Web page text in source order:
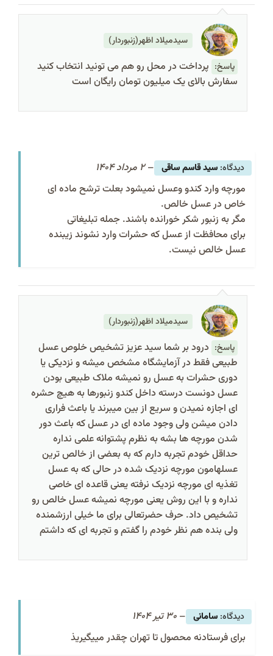
سیدمیلاد اظهر(زنبوردار)
پاسخ: پرداخت در محل رو هم می تونید انتخاب کنید
سفارش بالای یک میلیون تومان رایگان است
سید قاسم ساقی – 2 مرداد 1404
مورچه وارد کندو وعسل نمیشود بعلت ترشح ماده ای
خاص در عسل خالص.
مگر به زنبور شکر خورانده باشند. جمله تبلیغاتی
برای محافظت از عسل که حشرات وارد نشوند زیبنده
عسل خالص نیست.
سیدمیلاد اظهر(زنبوردار)
پاسخ: درود بر شما سید عزیز تشخیص خلوص عسل
طبیعی فقط در آزمایشگاه مشخص میشه و نزدیکی یا
دوری حشرات به عسل رو نمیشه ملاک طبیعی بودن
عسل دونست درسته داخل کندو زنبورها به هیچ حشره
ای اجازه نمیدن و سریع از بین میبرند یا باعث فراری
دادن میشن ولی وجود ماده ای در عسل که باعث دور
شدن مورچه ها بشه به نظرم پشتوانه علمی نداره
حداقل خودم تجربه دارم که به بعضی از خالص ترین
عسلهامون مورچه نزدیک شده در حالی که به عسل
تغذیه ای مورچه نزدیک نرفته یعنی قاعده ای خاصی
نداره و با این روش یعنی مورچه نمیشه عسل خالص رو
تشخیص داد. حرف حضرتعالی برای ما خیلی ارزشمنده
ولی بنده هم نظر خودم را گفتم و تجربه ای که داشتم
سامانی – 30 تیر 1404
برای فرستادنه محصول تا تهران چقدر مییگیریذ